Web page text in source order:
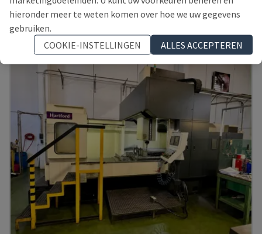
38.000 €
hieronder meer te weten komen over hoe we uw gegevens
gebruiken.
COOKIE-INSTELLINGEN
ALLES ACCEPTEREN